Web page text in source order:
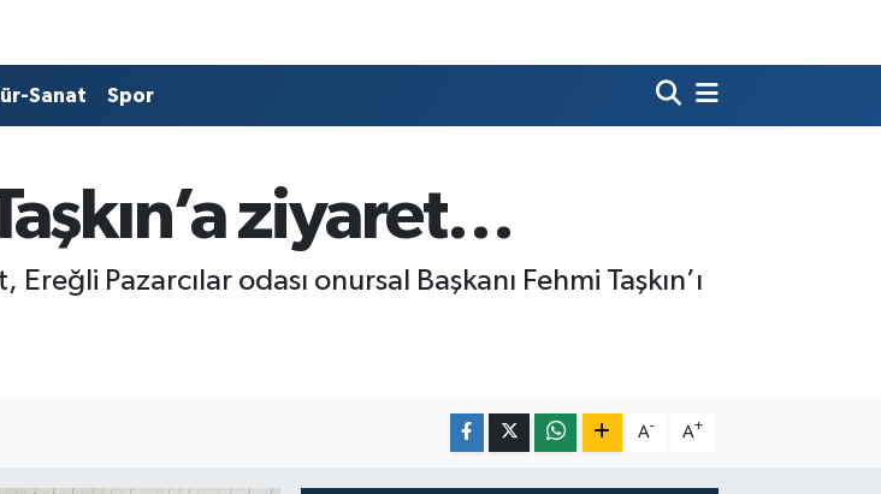
Sanat Spor
ziyaret…
Pazarcılar odası onursal Başkanı Fehmi Taşkın’ı
A- A+